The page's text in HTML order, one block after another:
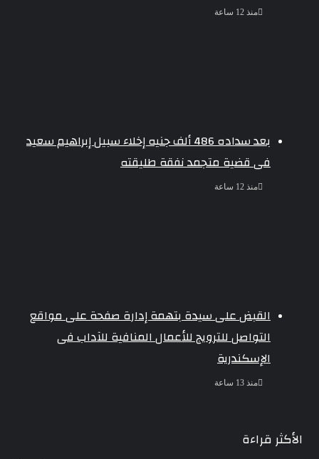
منذ 12 ساعة
بعد سداده 486 ألف جنيه إخلاء سبيل إبراهيم سعيد
فى قضية متجمد نفقة طليقته
منذ 12 ساعة
القبض على سيدة بتهمة إدارة صفحة على مواقع
التواصل للترويج للأعمال المنافية للآداب فى
الإسكندرية
منذ 13 ساعة
الأكثر قراءة